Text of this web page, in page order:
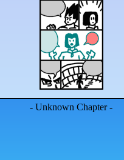
- Unknown Chapter -